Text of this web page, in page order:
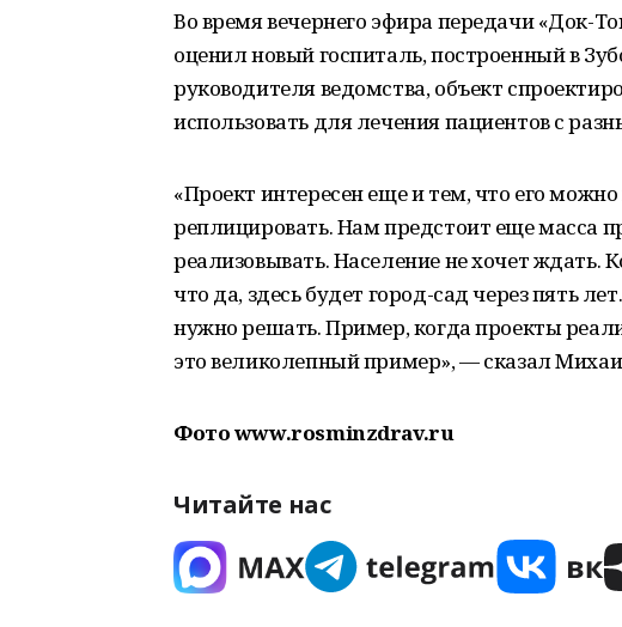
Во время вечернего эфира передачи «Док-
оценил новый госпиталь, построенный в
руководителя ведомства, объект
использовать для лечения пациентов с
«Проект интересен еще и тем, что его
реплицировать. Нам предстоит еще масса
реализовывать. Население не хочет ждать.
что да, здесь будет город-сад через пять
нужно решать. Пример, когда проекты
это великолепный пример», — сказал
Фото www.rosminzdrav.ru
Читайте нас